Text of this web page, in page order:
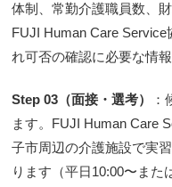
体制、常勤介護職員数、
FUJI Human Care
れ可否の確認に必要な情
Step 03（面接・選考）
ます。FUJI Human Care
子市周辺の介護施設で実
ります（平日10:00〜また